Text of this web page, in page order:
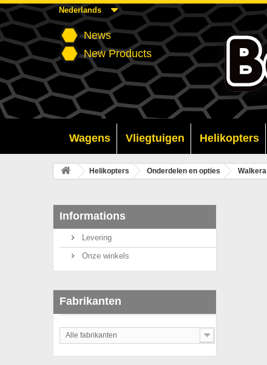
Nederlands
News
New Products
Wagens Vliegtuigen Helikopters
Helikopters Onderdelen en opties Walkera
Informations
Levering
Onze winkels
Fabrikanten
Alle fabrikanten